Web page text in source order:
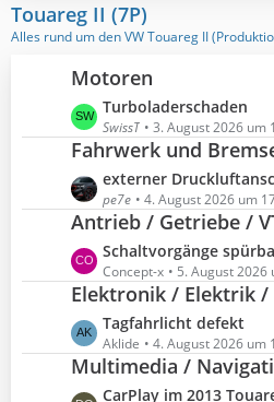
e
t
r
g
e
t
e
B
e
i
t
r
ä
g
e
Touareg II (7P)
Alles rund um den VW Touareg II
Motoren
L
e
t
z
t
e
e
i
t
r
ä
g
e
Turboladerschaden
SwissT 3. August 2026 um
Fahrwerk und
L
e
t
z
t
e
e
i
t
r
externer
pe7e 4. August 2026 um
Antrieb / Getriebe /
L
e
t
z
t
e
Schaltvorgänge
Concept-x 5. August 2026
Elektronik / Elektrik /
L
e
t
z
Tagfahrlicht defekt
Aklide 4. August 2026 um
Multimedia /
L
CarPlay im 2013 Touareg nachrüsten mit